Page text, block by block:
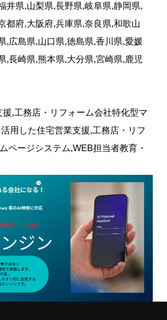
井県,山梨県,長野県,岐阜県,静岡県,
都府,大阪府,兵庫県,奈良県,和歌山
,広島県,山口県,徳島県,香川県,愛媛
,長崎県,熊本県,大分県,宮崎県,鹿児
,工務店・リフォーム会社特化型マ
用した住宅営業支援,工務店・リフ
ページシステム,WEB担当者教育・